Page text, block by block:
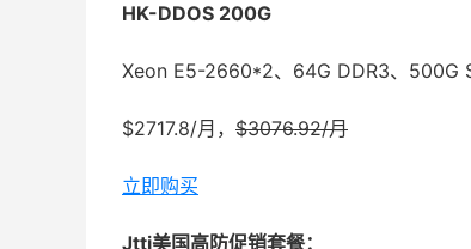
HK-DDOS 200G
Xeon E5-2660*2、64G DDR3、500G
$2717.8/月， $3076.92/月
立即购买
Jtti美国高防促销套餐：